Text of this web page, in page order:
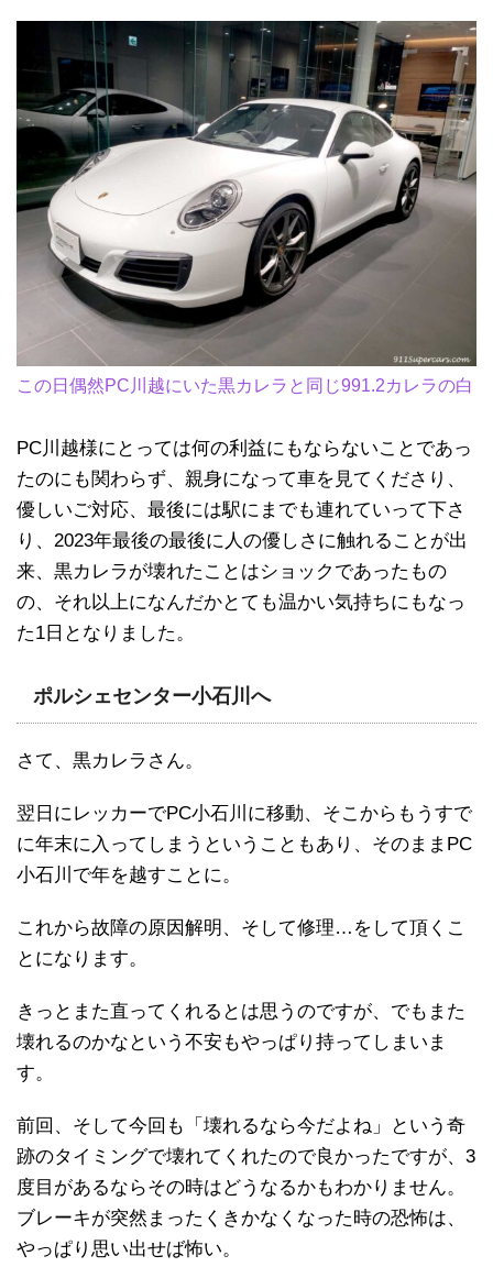
この日偶然PC川越にいた黒カレラと同じ991.2カレラの白
PC川越様にとっては何の利益にもならないことであっ
たのにも関わらず、親身になって車を見てくださり、
優しいご対応、最後には駅にまでも連れていって下さ
り、2023年最後の最後に人の優しさに触れることが出
来、黒カレラが壊れたことはショックであったもの
の、それ以上になんだかとても温かい気持ちにもなっ
た1日となりました。
ポルシェセンター小石川へ
さて、黒カレラさん。
翌日にレッカーでPC小石川に移動、そこからもうすで
に年末に入ってしまうということもあり、そのままPC
小石川で年を越すことに。
これから故障の原因解明、そして修理…をして頂くこ
とになります。
きっとまた直ってくれるとは思うのですが、でもまた
壊れるのかなという不安もやっぱり持ってしまいま
す。
前回、そして今回も「壊れるなら今だよね」という奇
跡のタイミングで壊れてくれたので良かったですが、3
度目があるならその時はどうなるかもわかりません。
ブレーキが突然まったくきかなくなった時の恐怖は、
やっぱり思い出せば怖い。